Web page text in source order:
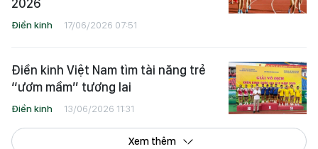
2026
Điền kinh 17/06/2026 07:51
Điền kinh Việt Nam tìm tài năng trẻ
“ươm mầm” tương lai
Điền kinh 13/06/2026 11:31
Xem thêm